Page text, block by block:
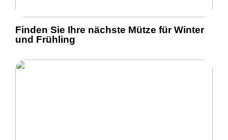
Finden Sie Ihre nächste Mütze für Winter
und Frühling